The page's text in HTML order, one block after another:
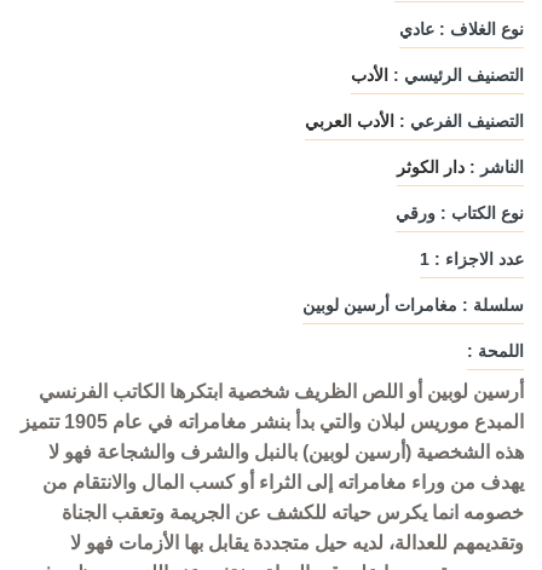
نوع الغلاف : عادي
التصنيف الرئيسي : الأدب
التصنيف الفرعي : الأدب العربي
الناشر : دار الكوثر
نوع الكتاب : ورقي
عدد الاجزاء : 1
سلسلة : مغامرات أرسين لوبين
اللمحة :
أرسين لوبين أو اللص الظريف شخصية ابتكرها الكاتب الفرنسي
المبدع موريس لبلان والتي بدأ بنشر مغامراته في عام 1905 تتميز
هذه الشخصية (أرسين لوبين) بالنبل والشرف والشجاعة فهو لا
يهدف من وراء مغامراته إلى الثراء أو كسب المال والانتقام من
خصومه انما يكرس حياته للكشف عن الجريمة وتعقب الجناة
وتقديمهم للعدالة، لديه حيل متجددة يقابل بها الأزمات فهو لا